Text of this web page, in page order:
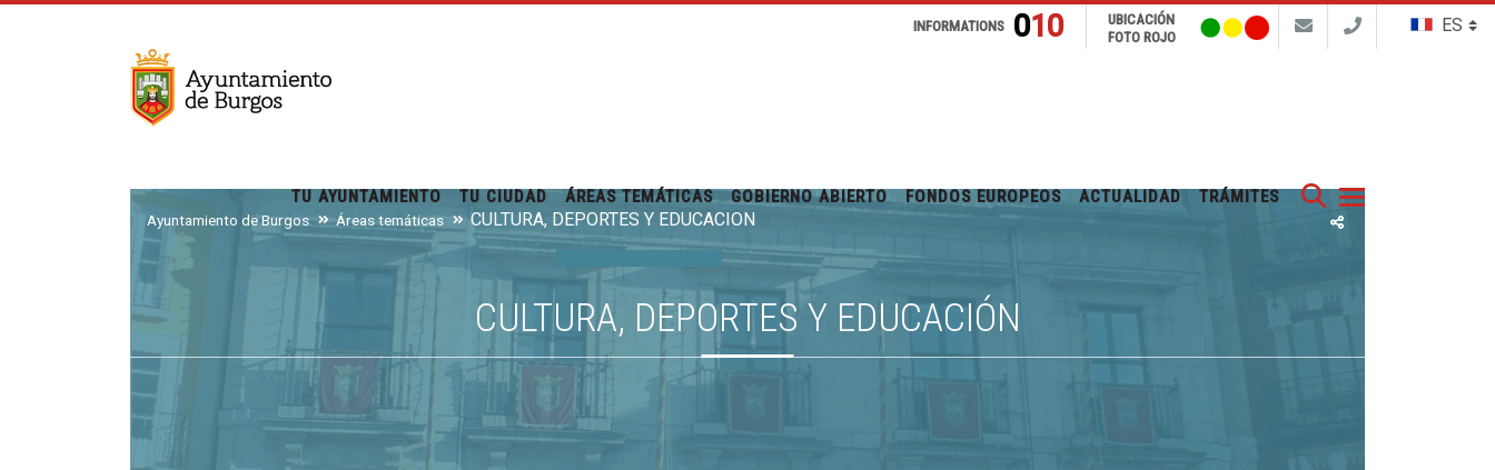
Buscar
INFORMATIONS 010
UBICACIÓN
FOTO ROJO
TU AYUNTAMIENTO TU CIUDAD ÁREAS TEMÁTICAS GOBIERNO ABIERTO FONDOS EUROPEOS ACTUALIDAD TRÁMITES
Ayuntamiento de Burgos Áreas temáticas CULTURA, DEPORTES Y EDUCACIÓN
CULTURA, DEPORTES Y EDUCACIÓN